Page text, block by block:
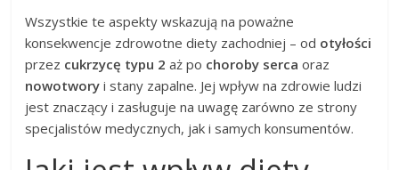
Wszystkie te aspekty wskazują na poważne
konsekwencje zdrowotne diety zachodniej – od otyłości
przez cukrzycę typu 2 aż po choroby serca oraz
nowotwory i stany zapalne. Jej wpływ na zdrowie ludzi
jest znaczący i zasługuje na uwagę zarówno ze strony
specjalistów medycznych, jak i samych konsumentów.